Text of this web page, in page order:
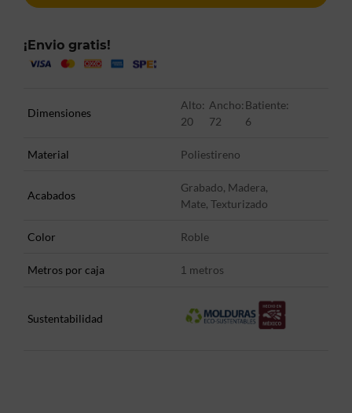
¡Envio gratis!
Dimensiones
Alto:
20
Ancho:
72
Batiente:
6
Material Poliestireno
Acabados
Grabado, Madera,
Mate, Texturizado
Color Roble
Metros por caja 1 metros
Sustentabilidad